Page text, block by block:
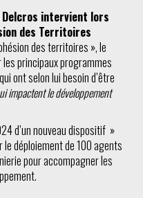
intervient lors
des Territoires
des territoires », le
principaux programmes
ont selon lui besoin d’être
impactent le développement
d’un nouveau dispositif »
déploiement de 100 agents
pour accompagner les